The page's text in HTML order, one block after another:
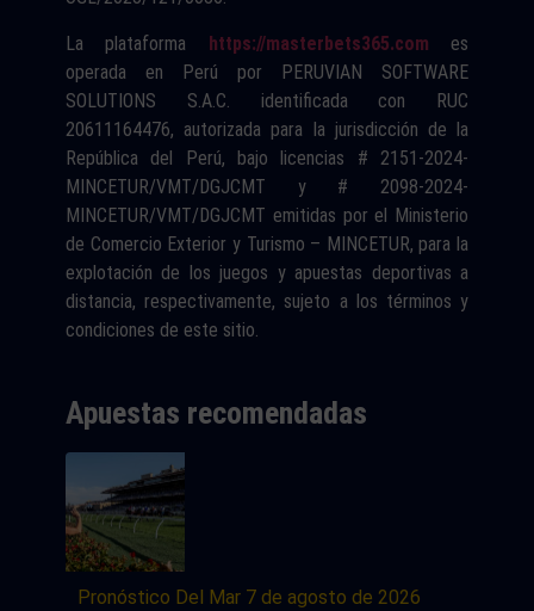
La plataforma https://masterbets365.com es
operada en Perú por PERUVIAN SOFTWARE
SOLUTIONS S.A.C. identificada con RUC
20611164476, autorizada para la jurisdicción de la
República del Perú, bajo licencias # 2151-2024-
MINCETUR/VMT/DGJCMT y # 2098-2024-
MINCETUR/VMT/DGJCMT emitidas por el Ministerio
de Comercio Exterior y Turismo – MINCETUR, para la
explotación de los juegos y apuestas deportivas a
distancia, respectivamente, sujeto a los términos y
condiciones de este sitio.
Apuestas recomendadas
Pronóstico Del Mar 7 de agosto de 2026